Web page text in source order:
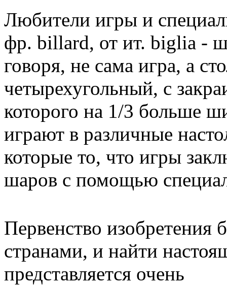
Любители игры и
фр. billard, от ит. biglia -
говоря, не сама игра, а
четырехугольный, с
которого на 1/3 больше
играют в различные
которые то, что игры
шаров с помощью
Первенство изобретения
странами, и найти
представляется очень